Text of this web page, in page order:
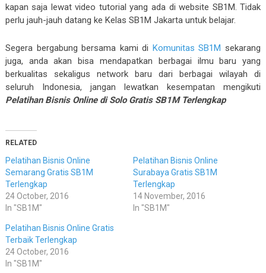
kapan saja lewat video tutorial yang ada di website SB1M. Tidak
perlu jauh-jauh datang ke Kelas SB1M Jakarta untuk belajar.
Segera bergabung bersama kami di Komunitas SB1M sekarang
juga, anda akan bisa mendapatkan berbagai ilmu baru yang
berkualitas sekaligus network baru dari berbagai wilayah di
seluruh Indonesia, jangan lewatkan kesempatan mengikuti
Pelatihan Bisnis Online di Solo Gratis SB1M Terlengkap
RELATED
Pelatihan Bisnis Online
Semarang Gratis SB1M
Terlengkap
24 October, 2016
In "SB1M"
Pelatihan Bisnis Online
Surabaya Gratis SB1M
Terlengkap
14 November, 2016
In "SB1M"
Pelatihan Bisnis Online Gratis
Terbaik Terlengkap
24 October, 2016
In "SB1M"